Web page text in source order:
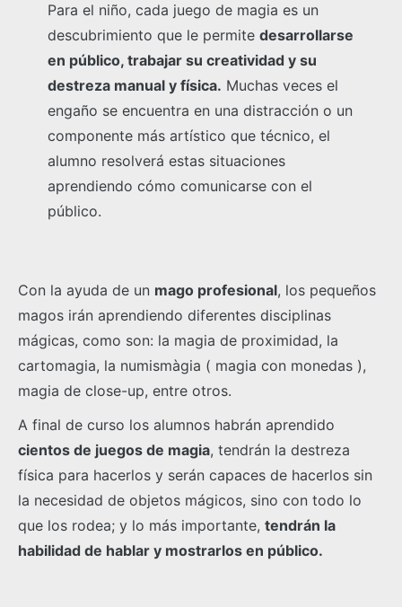
Para el niño, cada juego de magia es un
descubrimiento que le permite desarrollarse
en público, trabajar su creatividad y su
destreza manual y física. Muchas veces el
engaño se encuentra en una distracción o un
componente más artístico que técnico, el
alumno resolverá estas situaciones
aprendiendo cómo comunicarse con el
público.
Con la ayuda de un mago profesional, los pequeños
magos irán aprendiendo diferentes disciplinas
mágicas, como son: la magia de proximidad, la
cartomagia, la numismàgia ( magia con monedas ),
magia de close-up, entre otros.
A final de curso los alumnos habrán aprendido
cientos de juegos de magia, tendrán la destreza
física para hacerlos y serán capaces de hacerlos sin
la necesidad de objetos mágicos, sino con todo lo
que los rodea; y lo más importante, tendrán la
habilidad de hablar y mostrarlos en público.